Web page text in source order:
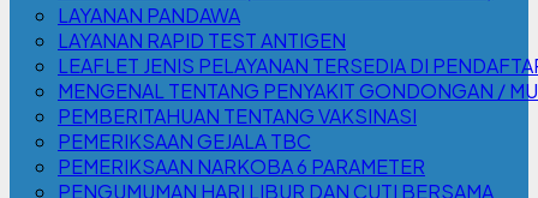
LAYANAN PANDAWA
LAYANAN RAPID TEST ANTIGEN
LEAFLET JENIS PELAYANAN TERSEDIA DI
MENGENAL TENTANG PENYAKIT GONDONGAN /
PEMBERITAHUAN TENTANG VAKSINASI
PEMERIKSAAN GEJALA TBC
PEMERIKSAAN NARKOBA 6 PARAMETER
PENGUMUMAN HARI LIBUR DAN CUTI BERSAMA